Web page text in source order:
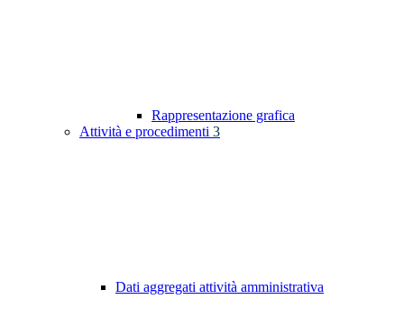
Rappresentazione grafica
Attività e procedimenti 3
Dati aggregati attività amministrativa